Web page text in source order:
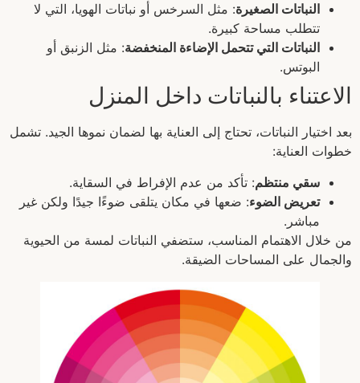
النباتات الصغيرة: مثل السرخس أو نباتات الهويا، التي لا
تتطلب مساحة كبيرة.
النباتات التي تتحمل الإضاءة المنخفضة: مثل الزنبق أو
البوتس.
الاعتناء بالنباتات داخل المنزل
بعد اختيار النباتات، تحتاج إلى العناية بها لضمان نموها الجيد. تشمل
خطوات العناية:
سقي منتظم: تأكد من عدم الإفراط في السقاية.
تعريض الضوء: ضعها في مكان يتلقى ضوءًا جيدًا ولكن غير
مباشر.
من خلال الاهتمام المناسب، ستضفي النباتات لمسة من الحيوية
والجمال على المساحات الضيقة.